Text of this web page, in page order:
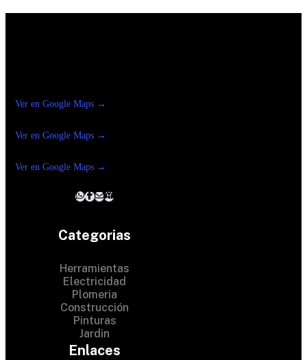
Ver en Google Maps →
Ver en Google Maps →
Ver en Google Maps →
Categorias
Herramientas
Electricidad
Plomeria
Construcción
Pinturas
Jardin
Enlaces